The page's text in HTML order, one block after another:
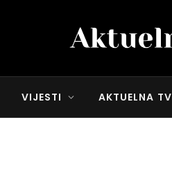
VIJESTI AKTUELNA TV